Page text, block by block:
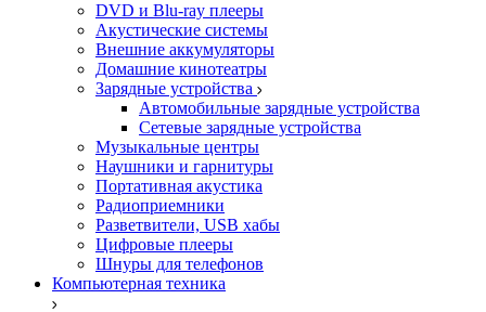
DVD и Blu-ray плееры
Акустические системы
Внешние аккумуляторы
Домашние кинотеатры
Зарядные устройства
Автомобильные зарядные устройства
Сетевые зарядные устройства
Музыкальные центры
Наушники и гарнитуры
Портативная акустика
Радиоприемники
Разветвители, USB хабы
Цифровые плееры
Шнуры для телефонов
Компьютерная техника